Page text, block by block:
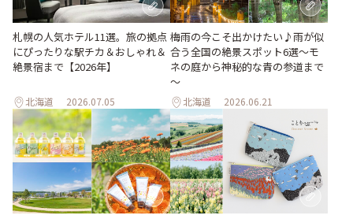
札幌の人気ホテル11選。旅の拠点
にぴったりな駅チカ＆おしゃれ＆
絶景宿まで【2026年】
北海道 2026.07.05
梅雨の今こそ出かけたい♪雨が似
合う全国の絶景スポット6選～モ
ネの庭から神秘的な青の参道まで
～
北海道 2026.06.21